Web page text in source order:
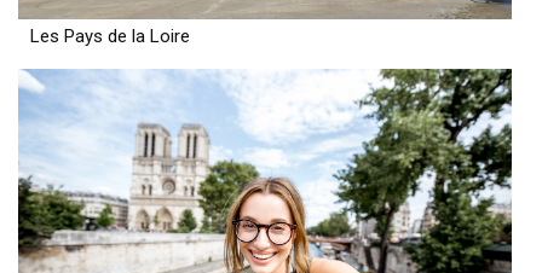
Les Pays de la Loire